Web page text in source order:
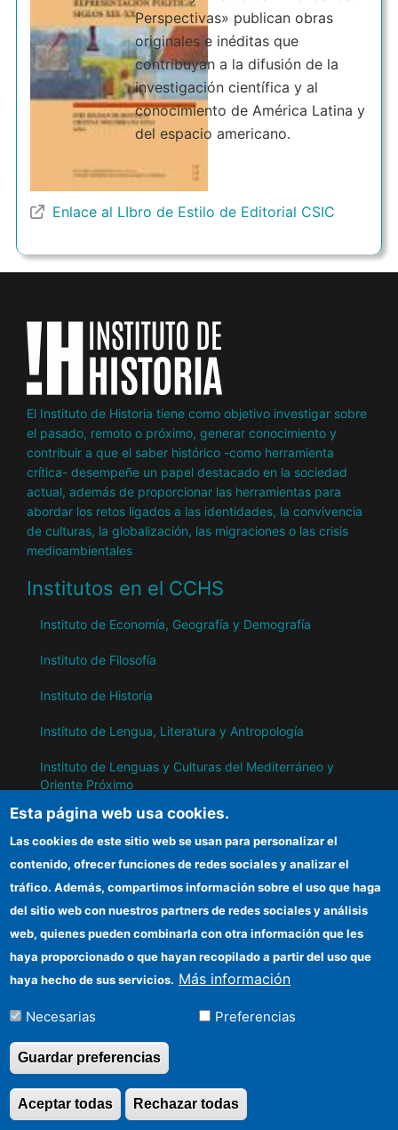
Perspectivas» publican obras
originales e inéditas que
contribuyan a la difusión de la
investigación científica y al
conocimiento de América Latina y
del espacio americano.
Enlace al LIbro de Estilo de Editorial CSIC
El Instituto de Historia tiene como objetivo investigar sobre
el pasado, remoto o próximo, generar conocimiento y
contribuir a que el saber histórico -como herramienta
crítica- desempeñe un papel destacado en la sociedad
actual, además de proporcionar las herramientas para
abordar los retos ligados a las identidades, la convivencia
de culturas, la globalización, las migraciones o las crisis
medioambientales
Institutos en el CCHS
Instituto de Economía, Geografía y Demografía
Instituto de Filosofía
Instituto de Historia
Instituto de Lengua, Literatura y Antropología
Instituto de Lenguas y Culturas del Mediterráneo y
Oriente Próximo
Instituto de Políticas y Bienes Públicos
IH
Sede electrónica CSIC
Información para proveedores
Organismos financiadores
Cómo llegar
©Copyright 2026 Todos los derechos
reservados
Esta página web usa cookies.
Las cookies de este sitio web se usan para personalizar el
contenido, ofrecer funciones de redes sociales y analizar el
tráfico. Además, compartimos información sobre el uso que haga
del sitio web con nuestros partners de redes sociales y análisis
web, quienes pueden combinarla con otra información que les
haya proporcionado o que hayan recopilado a partir del uso que
haya hecho de sus servicios. Más información
Necesarias Preferencias
Guardar preferencias
Rechazar todas
Aceptar todas